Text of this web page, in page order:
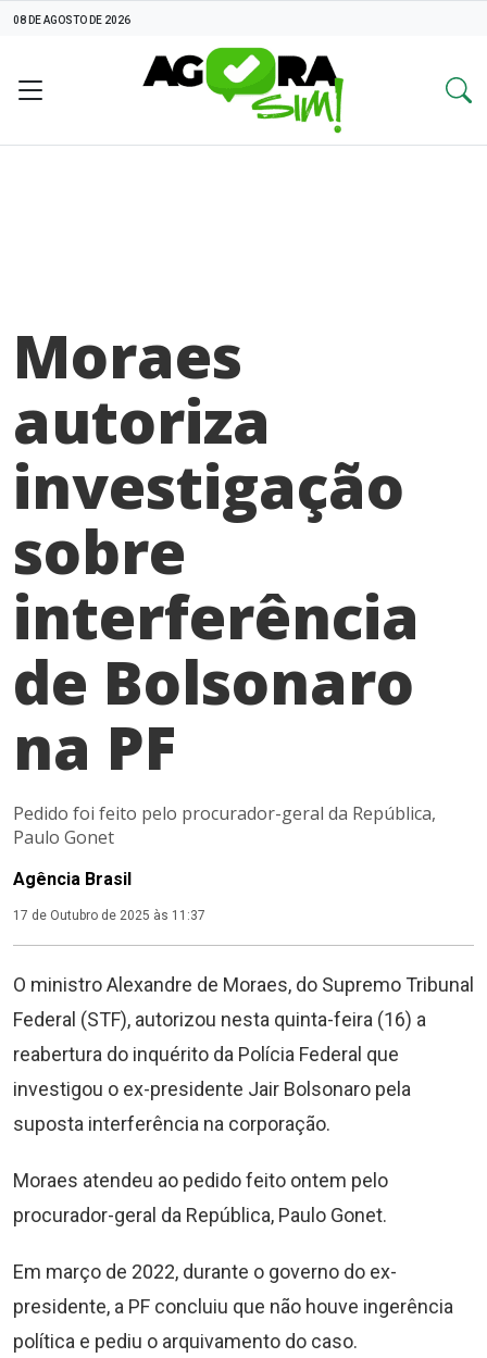
08 DE AGOSTO DE 2026
Moraes
autoriza
investigação
sobre
interferência
de Bolsonaro
na PF
Pedido foi feito pelo procurador-geral da República,
Paulo Gonet
Agência Brasil
17 de Outubro de 2025 às 11:37
O ministro Alexandre de Moraes, do Supremo Tribunal
Federal (STF), autorizou nesta quinta-feira (16) a
reabertura do inquérito da Polícia Federal que
investigou o ex-presidente Jair Bolsonaro pela
suposta interferência na corporação.
Moraes atendeu ao pedido feito ontem pelo
procurador-geral da República, Paulo Gonet.
Em março de 2022, durante o governo do ex-
presidente, a PF concluiu que não houve ingerência
política e pediu o arquivamento do caso.